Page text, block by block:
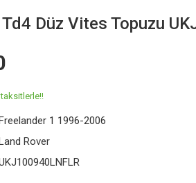
Düz Vites Topuzu
1 1996-2006
Rover